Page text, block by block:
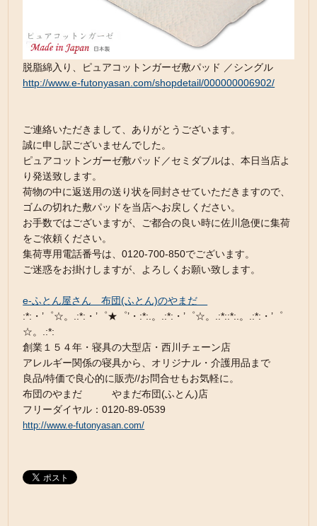
脱脂綿入り、ピュアコットンガーゼ敷パッド ／シングル
http://www.e-futonyasan.com/shopdetail/000000006902/
ご連絡いただきまして、ありがとうございます。
誠に申し訳ございませんでした。
ピュアコットンガーゼ敷パッド／セミダブルは、本日当店よ
り発送致します。
荷物の中に返送用の送り状を同封させていただきますので、
ゴムの切れた敷パッドを当店へお戻しください。
お手数ではございますが、ご都合の良い時に佐川急便に集荷
をご依頼ください。
集荷専用電話番号は、0120-700-850でございます。
ご迷惑をお掛けしますが、よろしくお願い致します。
e-ふとん屋さん 布団(ふとん)のやまだ
:*:・’゜☆。.:*:・’゜★゜’・:*:.。.:*:・’゜☆。.:*::*:.。.:*:・’゜
☆。.:*:
創業１５４年・寝具の大型店・西川チェーン店
アレルギー関係の寝具から、オリジナル・介護用品まで
良品/特価で良心的に販売//お問合せもお気軽に。
布団のやまだ やまだ布団(ふとん)店
フリーダイヤル：0120-89-0539
http://www.e-futonyasan.com/